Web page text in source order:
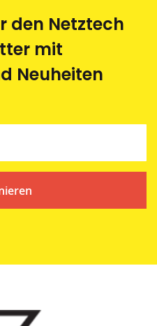
den Netztech
mit
Neuheiten